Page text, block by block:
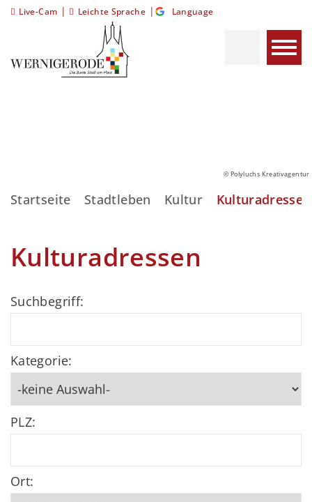
Live-Cam | Leichte Sprache | Language
© Polyluchs Kreativagentur
Startseite Stadtleben Kultur Kulturadressen
Kulturadressen
Suchbegriff:
Kategorie:
PLZ:
Ort: